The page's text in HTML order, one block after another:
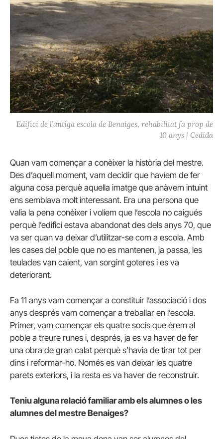
Edifici de l’antiga escola de Benaiges, rehabilitat fa prop de
10 anys | Cedida
Quan vam començar a conèixer la història del mestre.
Des d’aquell moment, vam decidir que havíem de fer
alguna cosa perquè aquella imatge que anàvem intuint
ens semblava molt interessant. Era una persona que
valia la pena conèixer i volíem que l’escola no caigués
perquè l’edifici estava abandonat des dels anys 70, que
va ser quan va deixar d’utilitzar-se com a escola. Amb
les cases del poble que no es mantenen, ja passa, les
teulades van caient, van sorgint goteres i es va
deteriorant.
Fa 11 anys vam començar a constituir l’associació i dos
anys després vam començar a treballar en l’escola.
Primer, vam començar els quatre socis que érem al
poble a treure runes i, després, ja es va haver de fer
una obra de gran calat perquè s’havia de tirar tot per
dins i reformar-ho. Només es van deixar les quatre
parets exteriors, i la resta es va haver de reconstruir.
Teniu alguna relació familiar amb els alumnes o les
alumnes del mestre Benaiges?